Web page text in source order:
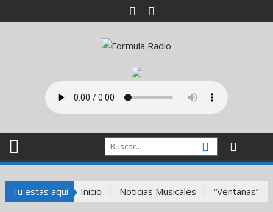
al
Tu estas aquí Inicio Noticias Musicales “Ventanas”